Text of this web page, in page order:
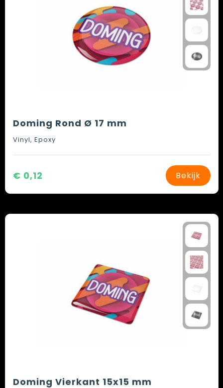
Doming Rond Ø 17 mm
Vinyl, Epoxy
€ 0,12 Bekijk
Doming Vierkant 15x15 mm